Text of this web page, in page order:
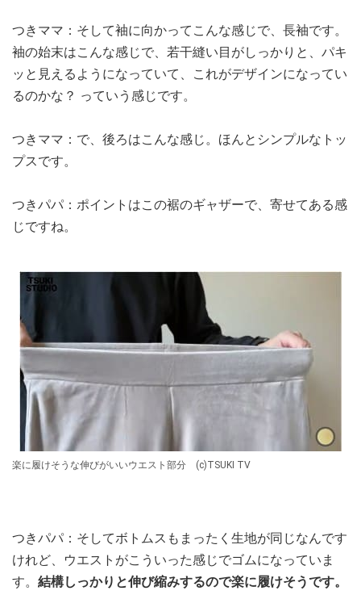
つきママ：そして袖に向かってこんな感じで、長袖です。
袖の始末はこんな感じで、若干縫い目がしっかりと、パキ
ッと見えるようになっていて、これがデザインになってい
るのかな？ っていう感じです。
つきママ：で、後ろはこんな感じ。ほんとシンプルなトッ
プスです。
つきパパ：ポイントはこの裾のギャザーで、寄せてある感
じですね。
楽に履けそうな伸びがいいウエスト部分 (c)TSUKI TV
つきパパ：そしてボトムスもまったく生地が同じなんです
けれど、ウエストがこういった感じでゴムになっていま
す。 結構しっかりと伸び縮みするので楽に履けそうです。